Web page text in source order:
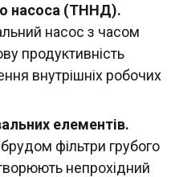
насоса (ТННД).
насос з часом
продуктивність
внутрішніх робочих
елементів.
фільтри грубого
непрохідний